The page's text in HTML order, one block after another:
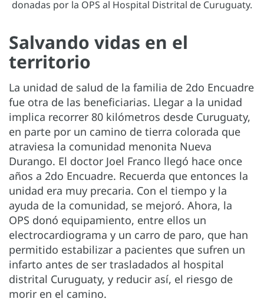
donadas por la OPS al Hospital Distrital de Curuguaty.
Salvando vidas en el
territorio
La unidad de salud de la familia de 2do Encuadre
fue otra de las beneficiarias. Llegar a la unidad
implica recorrer 80 kilómetros desde Curuguaty,
en parte por un camino de tierra colorada que
atraviesa la comunidad menonita Nueva
Durango. El doctor Joel Franco llegó hace once
años a 2do Encuadre. Recuerda que entonces la
unidad era muy precaria. Con el tiempo y la
ayuda de la comunidad, se mejoró. Ahora, la
OPS donó equipamiento, entre ellos un
electrocardiograma y un carro de paro, que han
permitido estabilizar a pacientes que sufren un
infarto antes de ser trasladados al hospital
distrital Curuguaty, y reducir así, el riesgo de
morir en el camino.